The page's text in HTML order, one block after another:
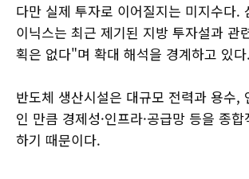
다만 실제 투자로 이어질지는 미지수다.
이닉스는 최근 제기된 지방 투자설과 관
획은 없다"며 확대 해석을 경계하고 있다.
반도체 생산시설은 대규모 전력과 용수,
인 만큼 경제성·인프라·공급망 등을 종
하기 때문이다.